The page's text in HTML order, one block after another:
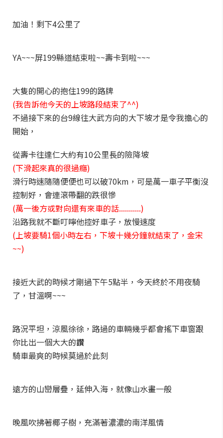
加油！剩下4公里了
YA~~~屏199縣道結束啦~~壽卡到啦~~~
大隻的開心的抱住199的路牌
(我告訴他今天的上坡路段結束了^^)
不過接下來的台9線往大武方向的大下坡才是令我擔心的
開始，
從壽卡往達仁大約有10公里長的險降坡
(下滑起來真的很過癮)
滑行時速隨隨便便也可以破70km，可是萬一車子平衡沒
控制好，會連滾帶翻的跌很慘
(萬一後方或對向還有來車的話...........)
沿路我就不斷叮嚀他控好車子，放慢速度
(上坡要騎1個小時左右，下坡十幾分鐘就結束了，金宋
~~)
接近大武的時候才剛過下午5點半，今天終於不用夜騎
了，甘溫啊~~~
路況平坦，涼風徐徐，路過的車輛幾乎都會搖下車窗跟
你比出一個大大的讚
騎車最爽的時候莫過於此刻
遠方的山巒層疊，延伸入海，就像山水畫一般
晚風吹拂著椰子樹，充滿著濃濃的南洋風情